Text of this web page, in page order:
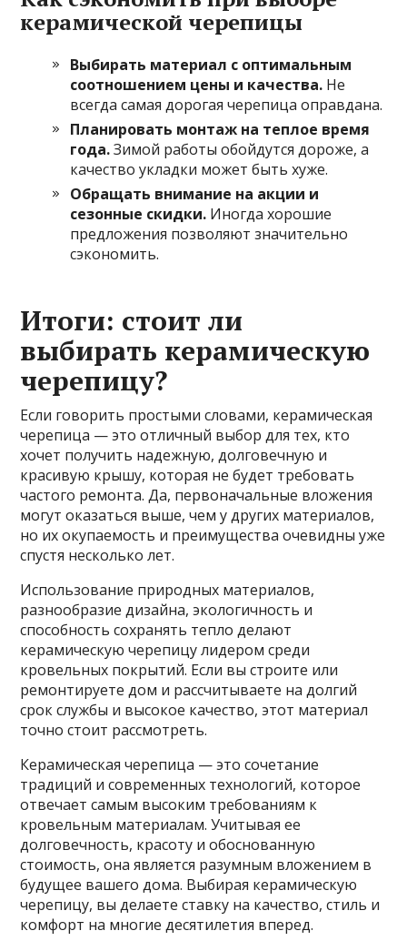
керамической черепицы
Выбирать материал с оптимальным
соотношением цены и качества. Не
всегда самая дорогая черепица оправдана.
Планировать монтаж на теплое время
года.Зимой работы обойдутся дороже, а
качество укладки может быть хуже.
Обращать внимание на акции и
сезонные скидки. Иногда хорошие
предложения позволяют значительно
сэкономить.
Итоги: стоит ли
выбирать керамическую
черепицу?
Если говорить простыми словами, керамическая
черепица — это отличный выбор для тех, кто
хочет получить надежную, долговечную и
красивую крышу, которая не будет требовать
частого ремонта. Да, первоначальные вложения
могут оказаться выше, чем у других материалов,
но их окупаемость и преимущества очевидны уже
спустя несколько лет.
Использование природных материалов,
разнообразие дизайна, экологичность и
способность сохранять тепло делают
керамическую черепицу лидером среди
кровельных покрытий. Если вы строите или
ремонтируете дом и рассчитываете на долгий
срок службы и высокое качество, этот материал
точно стоит рассмотреть.
Керамическая черепица — это сочетание
традиций и современных технологий, которое
отвечает самым высоким требованиям к
кровельным материалам. Учитывая ее
долговечность, красоту и обоснованную
стоимость, она является разумным вложением в
будущее вашего дома. Выбирая керамическую
черепицу, вы делаете ставку на качество, стиль и
комфорт на многие десятилетия вперед.